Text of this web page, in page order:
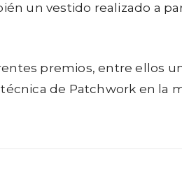
un vestido realizado a
premios, entre ellos
de Patchwork en la